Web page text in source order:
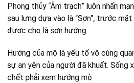
Phong thủy “Âm trạch” luôn nhấn
sau lưng dựa vào là “Sơn”, trước
được cho là sơn hướng.
Hướng của mộ là yếu tố vô cùng
sự an yên của người đã khuất. Sống
chết phải xem hướng mộ